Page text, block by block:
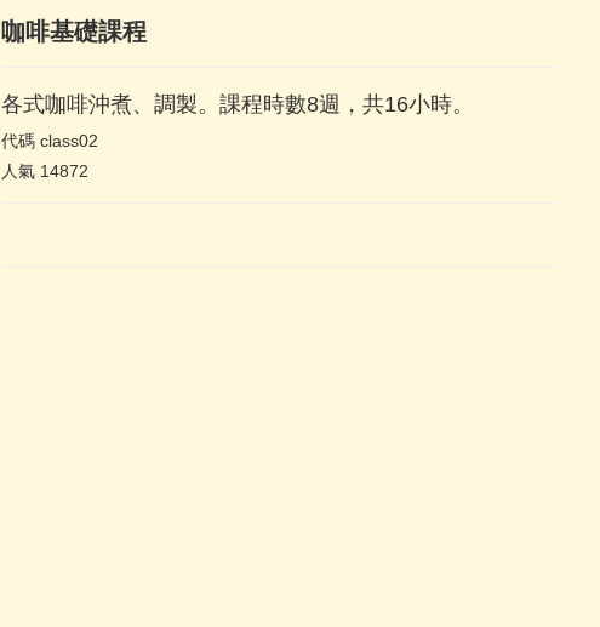
咖啡基礎課程
各式咖啡沖煮、調製。課程時數8週，共16小時。
代碼 class02
人氣 14872